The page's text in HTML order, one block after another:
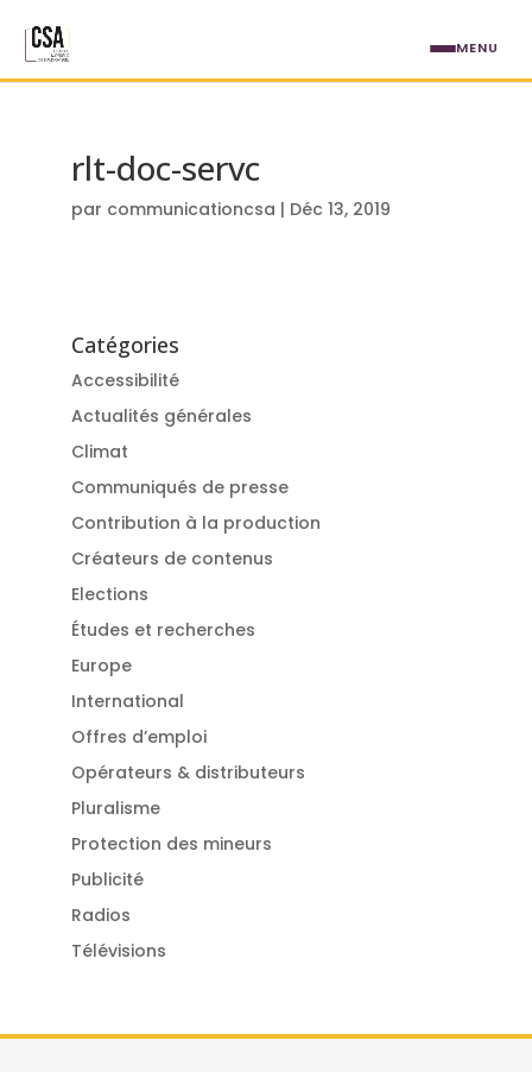
rlt-doc-servc
par communicationcsa | Déc 13, 2019
Catégories
Accessibilité
Actualités générales
Climat
Communiqués de presse
Contribution à la production
Créateurs de contenus
Elections
Études et recherches
Europe
International
Offres d’emploi
Opérateurs & distributeurs
Pluralisme
Protection des mineurs
Publicité
Radios
Télévisions
MENU